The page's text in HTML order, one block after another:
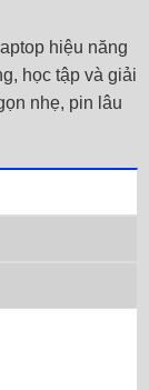
hiệu năng
học tập và giải
nhẹ, pin lâu